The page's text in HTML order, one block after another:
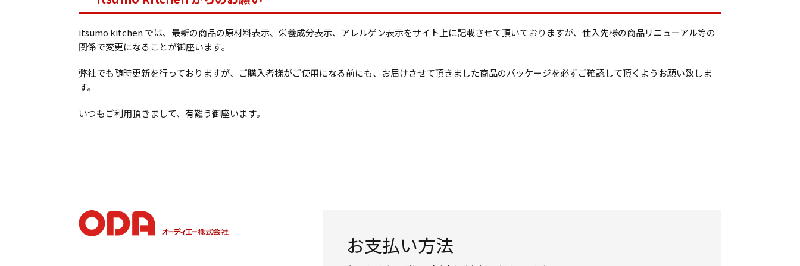
itsumo kitchen では、最新の商品の原材料表示、栄養成分表示、アレルゲン表示をサイト上に記載させて頂いておりますが、仕入先様の商品リニューアル等の
関係で変更になることが御座います。
弊社でも随時更新を行っておりますが、ご購入者様がご使用になる前にも、お届けさせて頂きました商品のパッケージを必ずご確認して頂くようお願い致しま
す。
いつもご利用頂きまして、有難う御座います。
お支払い方法